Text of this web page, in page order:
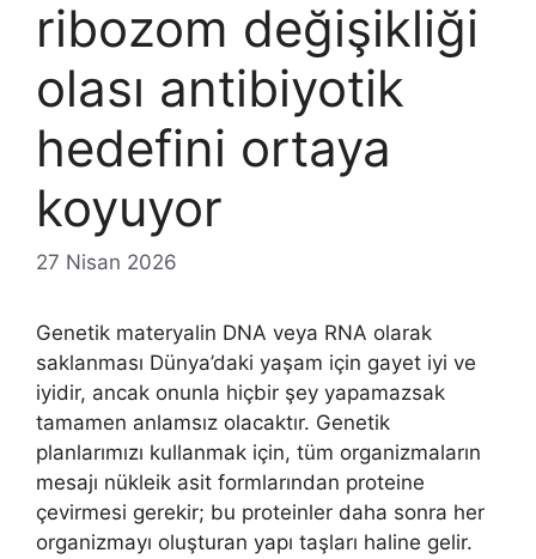
ribozom değişikliği
olası antibiyotik
hedefini ortaya
koyuyor
27 Nisan 2026
Genetik materyalin DNA veya RNA olarak
saklanması Dünya’daki yaşam için gayet iyi ve
iyidir, ancak onunla hiçbir şey yapamazsak
tamamen anlamsız olacaktır. Genetik
planlarımızı kullanmak için, tüm organizmaların
mesajı nükleik asit formlarından proteine ​​
çevirmesi gerekir; bu proteinler daha sonra her
organizmayı oluşturan yapı taşları haline gelir.